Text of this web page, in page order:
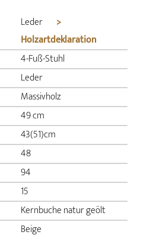
Leder
>
Holzartdeklaration
4-Fuß-Stuhl
Leder
Massivholz
49 cm
43(51)cm
48
94
15
Kernbuche natur geölt
Beige